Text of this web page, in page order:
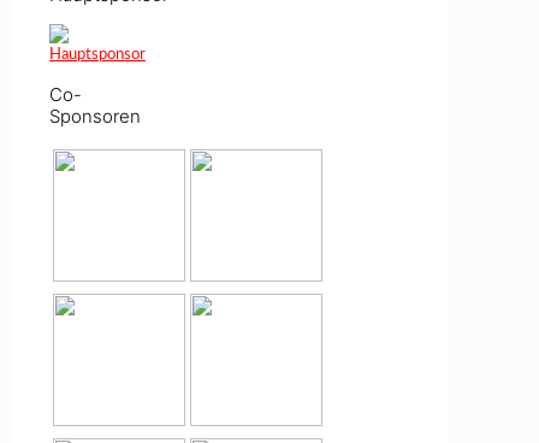
Co-
Sponsoren